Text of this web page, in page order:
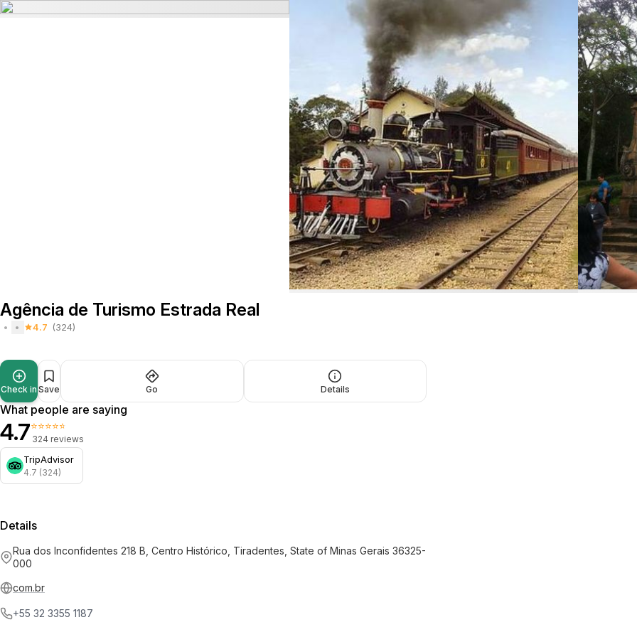
Agência de Turismo Estrada Real
4.7 (324)
Check in Save Go Details
What people are saying
4.7⭐⭐⭐⭐⭐
324 reviews
TripAdvisor
4.7 (324)
Details
Rua dos Inconfidentes 218 B, Centro Histórico, Tiradentes, State of Minas Gerais 36325-
000
com.br
+55 32 3355 1187